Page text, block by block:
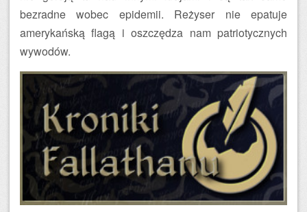
bezradne wobec epidemii. Reżyser nie epatuje
amerykańską flagą i oszczędza nam patriotycznych
wywodów.